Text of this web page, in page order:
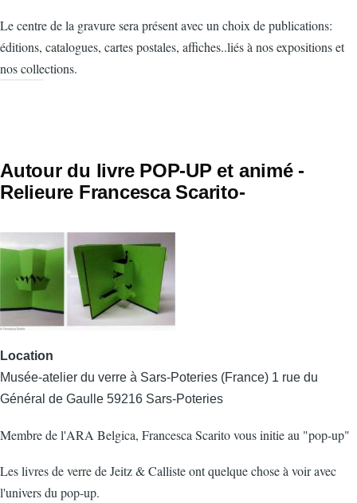
Le centre de la gravure sera présent avec un choix de publications:
éditions, catalogues, cartes postales, affiches..liés à nos expositions et
nos collections.
Autour du livre POP-UP et animé -
Relieure Francesca Scarito-
Location
Musée-atelier du verre à Sars-Poteries (France) 1 rue du
Général de Gaulle 59216 Sars-Poteries
Membre de l'ARA Belgica, Francesca Scarito vous initie au "pop-up"
Les livres de verre de Jeitz & Calliste ont quelque chose à voir avec
l'univers du pop-up.